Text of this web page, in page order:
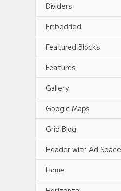
Dividers
Embedded
Featured Blocks
Features
Gallery
Google Maps
Grid Blog
Header with Ad Space
Home